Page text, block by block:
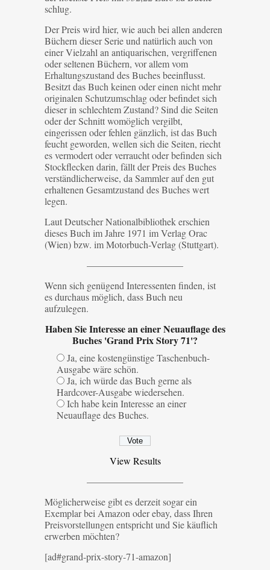
schlug.
Der Preis wird hier, wie auch bei allen anderen
Büchern dieser Serie und natürlich auch von
einer Vielzahl an antiquarischen, vergriffenen
oder seltenen Büchern, vor allem vom
Erhaltungszustand des Buches beeinflusst.
Besitzt das Buch keinen oder einen nicht mehr
originalen Schutzumschlag oder befindet sich
dieser in schlechtem Zustand? Sind die Seiten
oder der Schnitt womöglich vergilbt,
eingerissen oder fehlen gänzlich, ist das Buch
feucht geworden, wellen sich die Seiten, riecht
es vermodert oder verraucht oder befinden sich
Stockflecken darin, fällt der Preis des Buches
verständlicherweise, da Sammler auf den gut
erhaltenen Gesamtzustand des Buches wert
legen.
Laut Deutscher Nationalbibliothek erschien
dieses Buch im Jahre 1971 im Verlag Orac
(Wien) bzw. im Motorbuch-Verlag (Stuttgart).
——————————
Wenn sich genügend Interessenten finden, ist
es durchaus möglich, dass Buch neu
aufzulegen.
Haben Sie Interesse an einer Neuauflage des
Buches 'Grand Prix Story 71'?
Ja, eine kostengünstige Taschenbuch-
Ausgabe wäre schön.
Ja, ich würde das Buch gerne als
Hardcover-Ausgabe wiedersehen.
Ich habe kein Interesse an einer
Neuauflage des Buches.
View Results
——————————
Möglicherweise gibt es derzeit sogar ein
Exemplar bei Amazon oder ebay, dass Ihren
Preisvorstellungen entspricht und Sie käuflich
erwerben möchten?
[ad#grand-prix-story-71-amazon]